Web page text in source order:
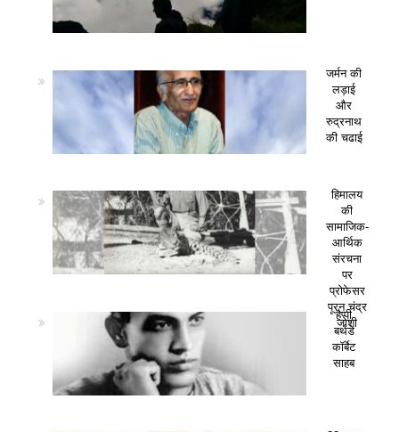
जर्मन की
लड़ाई
और
रुद्रनाथ
की चढाई
हिमालय
की
सामाजिक-
आर्थिक
संरचना
पर
प्रोफेसर
पूरन चंद्र
जोशी
हैप्पी
बर्थडे
कॉर्बेट
साहब